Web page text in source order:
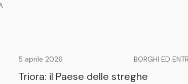
5 aprile 2026 BORGHI ED
Triora: il Paese delle streghe